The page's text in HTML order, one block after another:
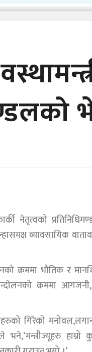
नेतृत्वको
व्यावसायिक
क्रममा भौतिक र
क्रममा
गिरेको
भने,‘मन्त्रीज्यूहरु